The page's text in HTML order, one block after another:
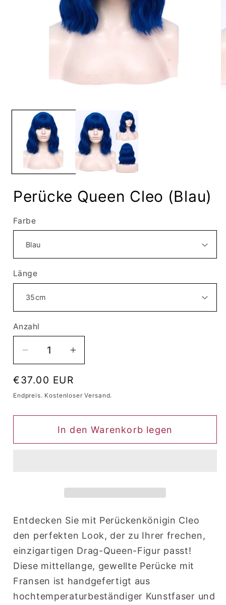
1
öffnen
Perücke Queen Cleo (Blau)
Farbe
Länge
Anzahl
Anzahl
Verringere
Menge
für
(Blau)
Erhöhe
Menge
für
Cleo
(Blau)
Normaler
Preis
€37.00 EUR
Endpreis. Kostenloser Versand.
In den Warenkorb legen
Entdecken Sie mit Perückenkönigin Cleo
den perfekten Look, der zu Ihrer frechen,
einzigartigen Drag-Queen-Figur passt!
Diese mittellange, gewellte Perücke mit
Fransen ist handgefertigt aus
hochtemperaturbeständiger Kunstfaser und